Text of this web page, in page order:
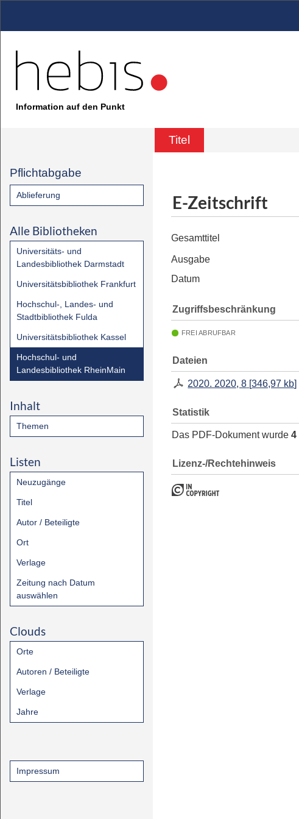
Information auf den Punkt
Titel
Pflichtabgabe
Ablieferung
Alle Bibliotheken
Universitäts- und
Landesbibliothek Darmstadt
Universitätsbibliothek Frankfurt
Hochschul-, Landes- und
Stadtbibliothek Fulda
Universitätsbibliothek Kassel
Hochschul- und
Landesbibliothek RheinMain
Inhalt
Themen
Listen
Neuzugänge
Titel
Autor / Beteiligte
Ort
Verlage
Zeitung nach Datum
auswählen
Clouds
Orte
Autoren / Beteiligte
Verlage
Jahre
Impressum
E-Zeitschrift
Gesamttitel
Ausgabe
Datum
Zugriffsbeschränkung
FREI ABRUFBAR
Dateien
2020. 2020, 8 [346,97 kb]
Statistik
Das PDF-Dokument wurde 4
Lizenz-/Rechtehinweis